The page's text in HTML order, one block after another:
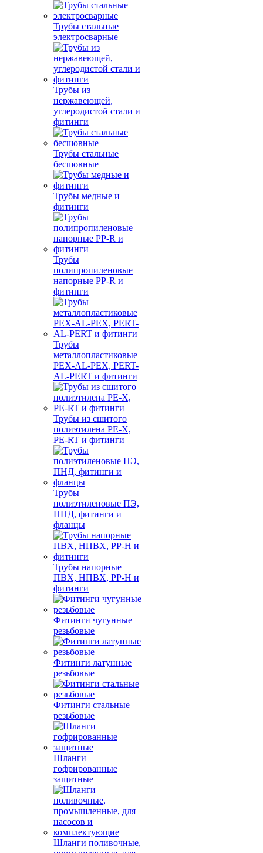
Трубы стальные
электросварные
Трубы из
нержавеющей,
углеродистой стали и
фитинги
Трубы стальные
бесшовные
Трубы медные и
фитинги
Трубы
полипропиленовые
напорные PP-R и
фитинги
Трубы
металлопластиковые
PEX-AL-PEX, PERT-
AL-PERT и фитинги
Трубы из сшитого
полиэтилена PE-X,
PE-RT и фитинги
Трубы
полиэтиленовые ПЭ,
ПНД, фитинги и
фланцы
Трубы напорные
ПВХ, НПВХ, PP-H и
фитинги
Фитинги чугунные
резьбовые
Фитинги латунные
резьбовые
Фитинги стальные
резьбовые
Шланги
гофрированные
защитные
Шланги поливочные,